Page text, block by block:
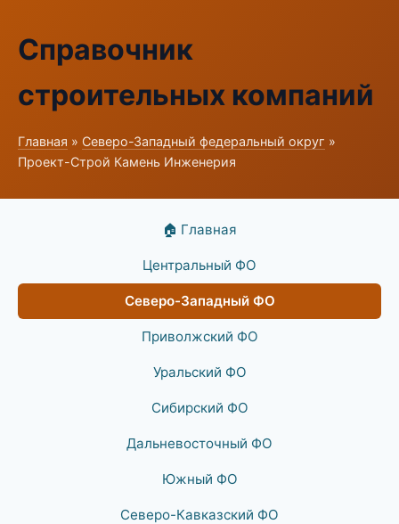
Справочник
строительных компаний
Главная » Северо-Западный федеральный округ »
Проект-Строй Камень Инженерия
🏠 Главная
Центральный ФО
Северо-Западный ФО
Приволжский ФО
Уральский ФО
Сибирский ФО
Дальневосточный ФО
Южный ФО
Северо-Кавказский ФО